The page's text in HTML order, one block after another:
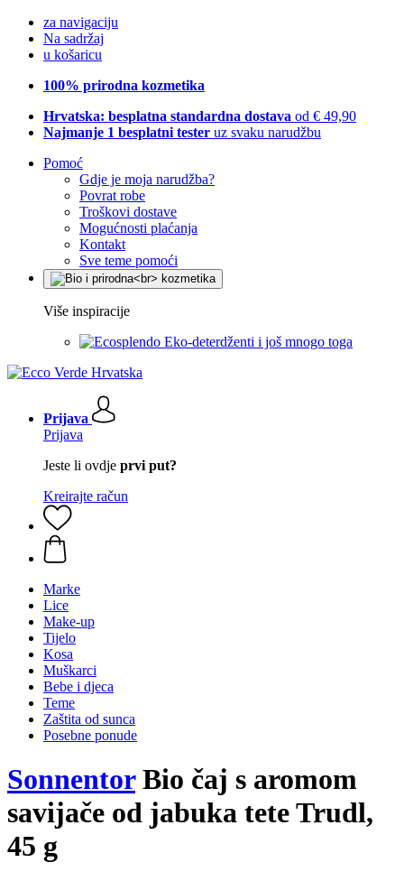
za navigaciju
Na sadržaj
u košaricu
100% prirodna kozmetika
Hrvatska: besplatna standardna dostava od € 49,90
Najmanje 1 besplatni tester uz svaku narudžbu
Pomoć
Gdje je moja narudžba?
Povrat robe
Troškovi dostave
Mogućnosti plaćanja
Kontakt
Sve teme pomoći
Više inspiracije
Eko-deterdženti i još mnogo toga
Prijava
Prijava
Jeste li ovdje prvi put?
Kreirajte račun
Marke
Lice
Make-up
Tijelo
Kosa
Muškarci
Bebe i djeca
Teme
Zaštita od sunca
Posebne ponude
SonnentorBio čaj s aromom
savijače od jabuka tete Trudl,
45 g